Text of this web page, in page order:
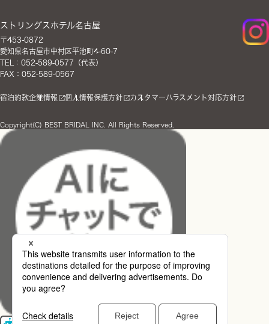
ストリングスホテル名古屋
〒453-0872
愛知県名古屋市中村区平池町4-60-7
TEL：052-589-0577（代表）
FAX：052-589-0567
宿泊約款企業情報 個人情報保護方針 カスタマーハラスメント対応方針
Copyright(C) BEST BRIDAL INC. All Rights Reserved.